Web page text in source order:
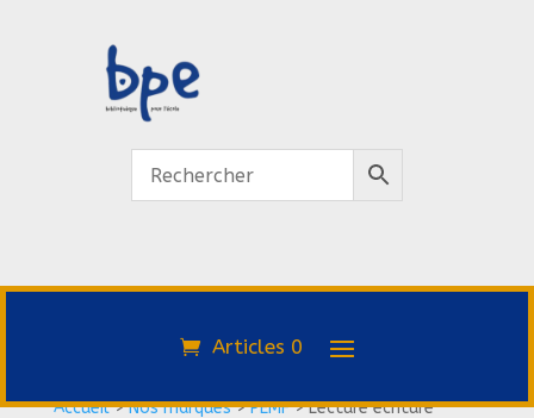
Articles 0
Accueil>Nos marques>PEMF>Lecture écriture